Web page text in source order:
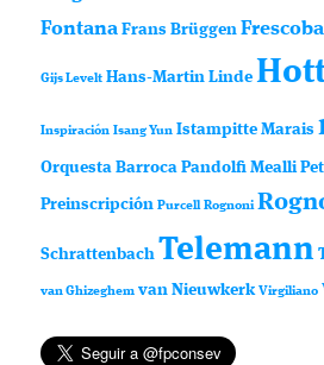
Fontana Frans Brüggen
Gijs Levelt Hans-Martin Linde
Inspiración Isang Yun Istampitte Marais
Orquesta Barroca Pandolfi Mealli
Preinscripción Purcell Rognoni
Schrattenbach Telemann
van Ghizeghem van Nieuwkerk Virgiliano